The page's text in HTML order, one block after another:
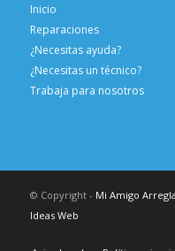
Inicio
Reparaciones
¿Necesitas ayuda?
¿Necesitas un técnico?
Trabaja para nosotros
© Copyright - Mi Amigo
Ideas Web